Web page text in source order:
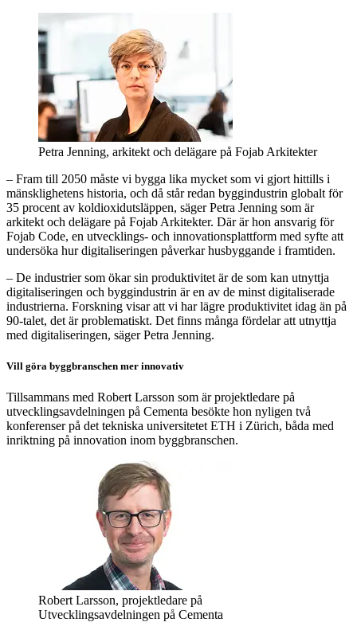
Petra Jenning, arkitekt och delägare på Fojab Arkitekter
– Fram till 2050 måste vi bygga lika mycket som vi gjort hittills i
mänsklighetens historia, och då står redan byggindustrin globalt för
35 procent av koldioxidutsläppen, säger Petra Jenning som är
arkitekt och delägare på Fojab Arkitekter. Där är hon ansvarig för
Fojab Code, en utvecklings- och innovationsplattform med syfte att
undersöka hur digitaliseringen påverkar husbyggande i framtiden.
– De industrier som ökar sin produktivitet är de som kan utnyttja
digitaliseringen och byggindustrin är en av de minst digitaliserade
industrierna. Forskning visar att vi har lägre produktivitet idag än på
90-talet, det är problematiskt. Det finns många fördelar att utnyttja
med digitaliseringen, säger Petra Jenning.
Vill göra byggbranschen mer innovativ
Tillsammans med Robert Larsson som är projektledare på
utvecklingsavdelningen på Cementa besökte hon nyligen två
konferenser på det tekniska universitetet ETH i Zürich, båda med
inriktning på innovation inom byggbranschen.
Robert Larsson, projektledare på
Utvecklingsavdelningen på Cementa